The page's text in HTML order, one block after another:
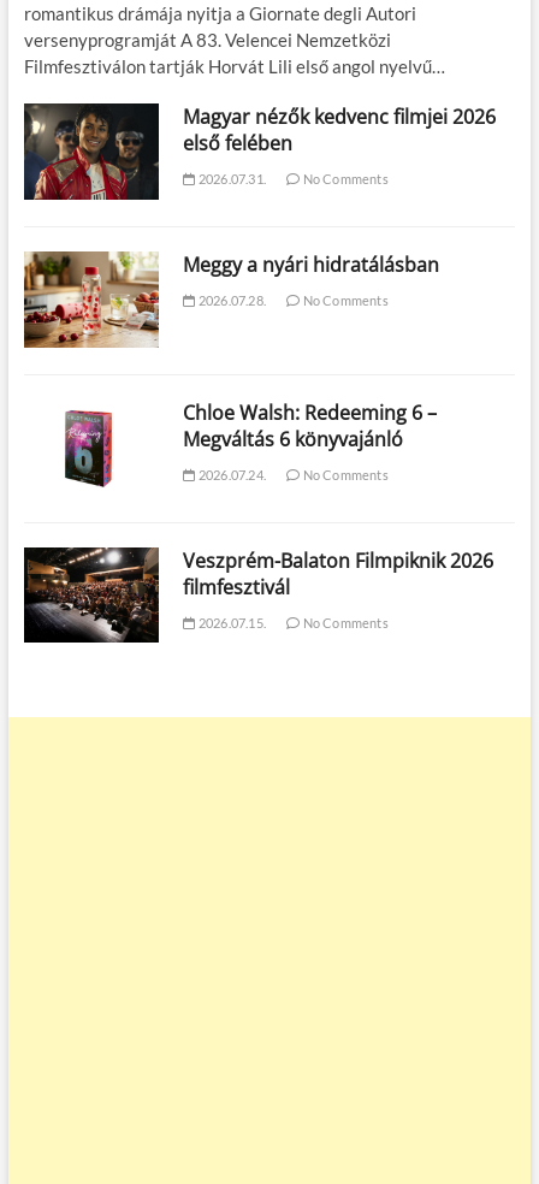
romantikus drámája nyitja a Giornate degli Autori
versenyprogramját A 83. Velencei Nemzetközi
Filmfesztiválon tartják Horvát Lili első angol nyelvű…
Magyar nézők kedvenc filmjei 2026
első felében
2026.07.31. No Comments
Meggy a nyári hidratálásban
2026.07.28. No Comments
Chloe Walsh: Redeeming 6 –
Megváltás 6 könyvajánló
2026.07.24. No Comments
Veszprém-Balaton Filmpiknik 2026
filmfesztivál
2026.07.15. No Comments